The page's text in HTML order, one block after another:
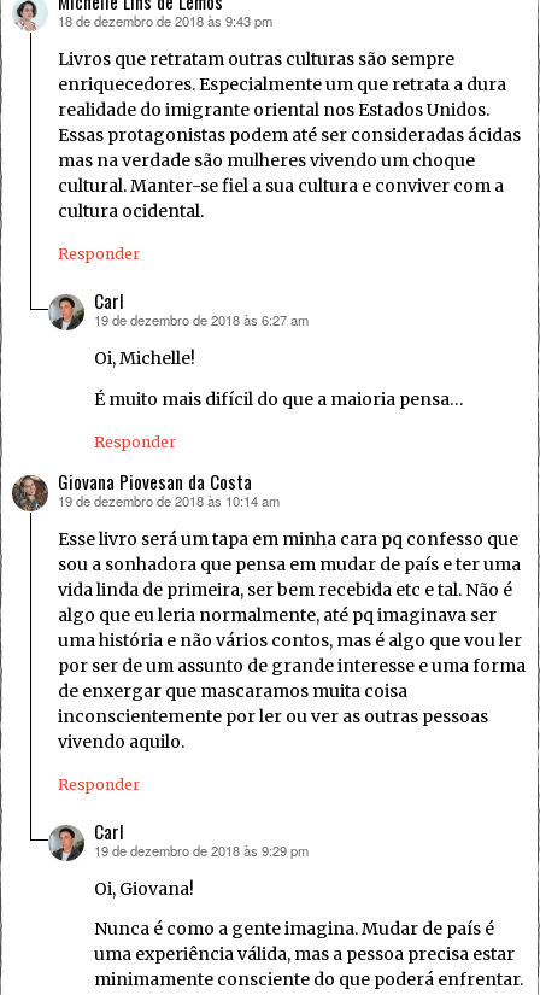
disse:
18 de dezembro de 2018 às 9:43 pm
Livros que retratam outras culturas são sempre
enriquecedores. Especialmente um que retrata a dura
realidade do imigrante oriental nos Estados Unidos.
Essas protagonistas podem até ser consideradas ácidas
mas na verdade são mulheres vivendo um choque
cultural. Manter-se fiel a sua cultura e conviver com a
cultura ocidental.
Responder
Carl
disse:
19 de dezembro de 2018 às 6:27 am
Oi, Michelle!
É muito mais difícil do que a maioria pensa…
Responder
Giovana Piovesan da Costa
disse:
19 de dezembro de 2018 às 10:14 am
Esse livro será um tapa em minha cara pq confesso que
sou a sonhadora que pensa em mudar de país e ter uma
vida linda de primeira, ser bem recebida etc e tal. Não é
algo que eu leria normalmente, até pq imaginava ser
uma história e não vários contos, mas é algo que vou ler
por ser de um assunto de grande interesse e uma forma
de enxergar que mascaramos muita coisa
inconscientemente por ler ou ver as outras pessoas
vivendo aquilo.
Responder
Carl
disse:
19 de dezembro de 2018 às 9:29 pm
Oi, Giovana!
Nunca é como a gente imagina. Mudar de país é
uma experiência válida, mas a pessoa precisa estar
minimamente consciente do que poderá enfrentar.